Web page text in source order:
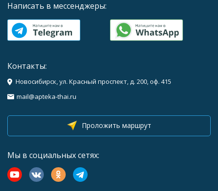
Написать в мессенджеры:
Контакты:
Новосибирск, ул. Красный проспект, д. 200, оф. 415
mail@apteka-thai.ru
Проложить маршрут
Мы в социальных сетях: